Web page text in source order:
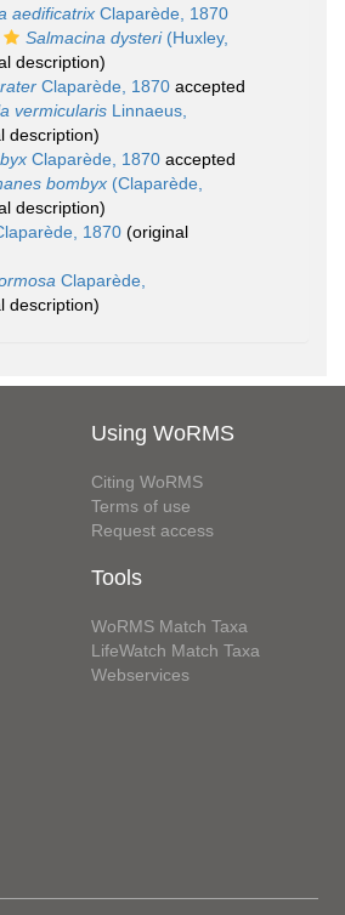
aedificatrix Claparède, 1870
Salmacina dysteri(Huxley,
description)
Claparède, 1870 accepted
vermicularis Linnaeus,
description)
Claparède, 1870 accepted
bombyx (Claparède,
description)
1870 (original
Claparède,
description)
Using WoRMS
Citing WoRMS
Terms of use
Request access
Tools
WoRMS Match Taxa
LifeWatch Match Taxa
Webservices